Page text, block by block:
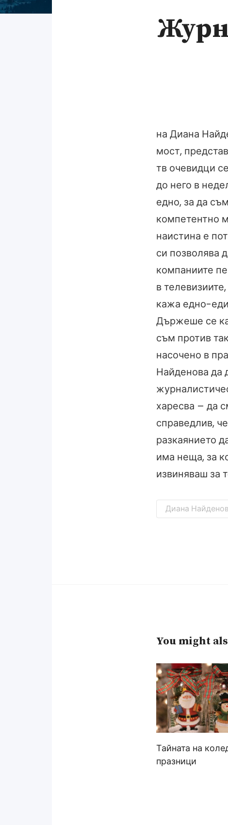
на Диана
мост,
тв очевидци
до него в
едно, за да
компетентно
наистина е
си позволява
компаниите
в
кажа едно-
Държеше се
съм против
насочено в
Найденова да
харесва – да
справедлив,
разкаянието
има неща, за
извиняваш за
Диана
You might
Тайната на
празници